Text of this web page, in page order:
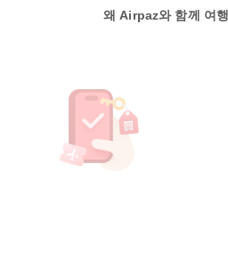
왜 Airpaz와 함께 여